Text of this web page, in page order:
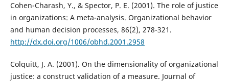
Cohen-Charash, Y., & Spector, P. E. (2001). The role of justice
in organizations: A meta-analysis. Organizational behavior
and human decision processes, 86(2), 278-321.
http://dx.doi.org/1006/obhd.2001.2958
Colquitt, J. A. (2001). On the dimensionality of organizational
justice: a construct validation of a measure. Journal of